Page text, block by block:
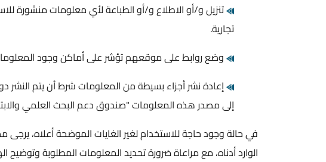
تنزيل و/أو الاطلاع و/أو الطباعة لأي معلومات منشورة
تجارية.
وضع روابط على موقعهم تؤشر على أماكن وجود
إعادة نشر أجزاء بسيطة من المعلومات شرط أن يتم
إلى مصدر هذه المعلومات "صندوق دعم البحث العلمي
في حالة وجود حاجة للاستخدام لغير الغايات الموضحة أعلاه،
الوارد أدناه، مع مراعاة ضرورة تحديد المعلومات المطلوبة